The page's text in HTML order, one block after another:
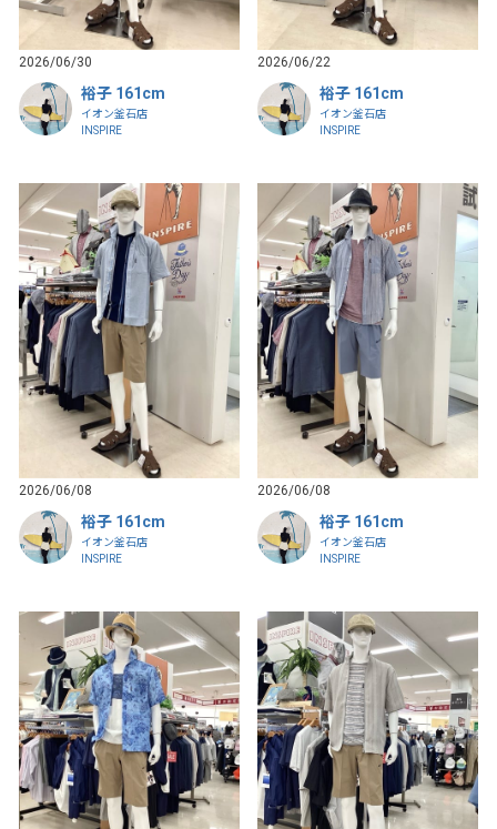
2026/06/30
裕子 161cm
イオン釜石店
INSPIRE
2026/06/22
裕子 161cm
イオン釜石店
INSPIRE
2026/06/08
裕子 161cm
イオン釜石店
INSPIRE
2026/06/08
裕子 161cm
イオン釜石店
INSPIRE